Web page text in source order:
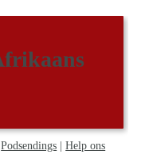
Podsendings |Help ons